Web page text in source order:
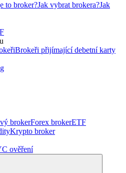
to broker?Jak vybrat brokera?Jak
Brokeři přijímající debetní karty
brokerForex brokerETF
Krypto broker
ověření